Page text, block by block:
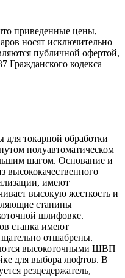
приведенные цены,
носят исключительно
публичной офертой,
Гражданского кодекса
для токарной обработки
полуавтоматическом
шагом. Основание и
высококачественного
имеют
высокую жесткость и
станины
шлифовке.
станка имеют
отшабрены.
высокоточными ШВП
для выбора люфтов. В
резцедержатель,